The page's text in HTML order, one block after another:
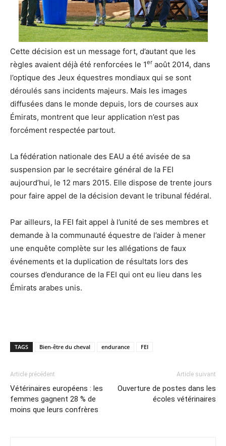
Cette décision est un message fort, d’autant que les
règles avaient déjà été renforcées le 1er août 2014, dans
l’optique des Jeux équestres mondiaux qui se sont
déroulés sans incidents majeurs. Mais les images
diffusées dans le monde depuis, lors de courses aux
Émirats, montrent que leur application n’est pas
forcément respectée partout.
La fédération nationale des EAU a été avisée de sa
suspension par le secrétaire général de la FEI
aujourd’hui, le 12 mars 2015. Elle dispose de trente jours
pour faire appel de la décision devant le tribunal fédéral.
Par ailleurs, la FEI fait appel à l’unité de ses membres et
demande à la communauté équestre de l’aider à mener
une enquête complète sur les allégations de faux
événements et la duplication de résultats lors des
courses d’endurance de la FEI qui ont eu lieu dans les
Émirats arabes unis.
TAGS Bien-être du cheval endurance FEI
Article précédent
Vétérinaires européens : les
femmes gagnent 28 % de
moins que leurs confrères
Article suivant
Ouverture de postes dans les
écoles vétérinaires